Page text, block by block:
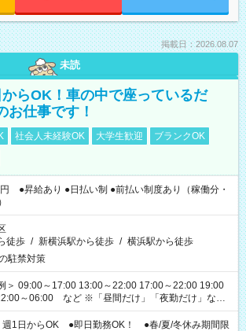
掲載日：2026.08.07
未読
からOK！車の中で座っているだ
お仕事です！
社会人未経験OK 大学生歓迎
ブランクOK
●昇給あり ●日払い制 ●前払い制度あり（稼働分・
徒歩 / 新横浜駅から徒歩 / 横浜駅から徒歩
駐禁対策
＞ 09:00～17:00 13:00～22:00 17:00～22:00 19:00
など ※「昼間だけ」「夜勤だけ」など
週1日からOK ●即日勤務OK！ ●春/夏/冬休み期間限